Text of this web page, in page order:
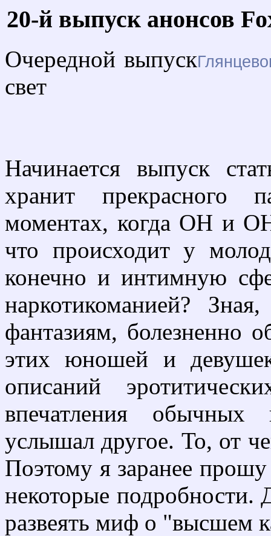
20-й выпуск анонсов
Очередной выпуск
свет
Начинается выпуск
хранит прекрасного
моментах, когда ОН и
что происходит у
конечно и интимную
наркотикоманией?
фантазиям, болезненно
этих юношей и
описаний
впечатления
услышал другое. То, от
Поэтому я заранее
некоторые подробности.
развеять миф о "высшем